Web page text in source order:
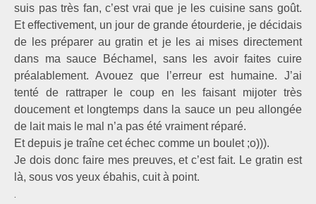
suis pas très fan, c’est vrai que je les cuisine sans goût.
Et effectivement, un jour de grande étourderie, je décidais
de les préparer au gratin et je les ai mises directement
dans ma sauce Béchamel, sans les avoir faites cuire
préalablement. Avouez que l’erreur est humaine. J’ai
tenté de rattraper le coup en les faisant mijoter très
doucement et longtemps dans la sauce un peu allongée
de lait mais le mal n’a pas été vraiment réparé.
Et depuis je traîne cet échec comme un boulet ;o))).
Je dois donc faire mes preuves, et c’est fait. Le gratin est
là, sous vos yeux ébahis, cuit à point.
.